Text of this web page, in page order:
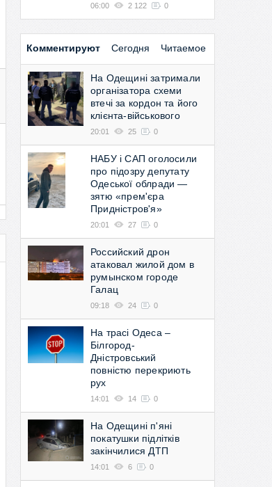
06:00 2 122 0
Комментируют Сегодня Читаемое
На Одещині затримали
організатора схеми
втечі за кордон та його
клієнта-військового
20:01 25 0
НАБУ і САП оголосили
про підозру депутату
Одеської облради —
зятю «прем'єра
Придністров'я»
20:01 27 0
Российский дрон
атаковал жилой дом в
румынском городе
Галац
09:18 24 0
На трасі Одеса –
Білгород-
Дністровський
повністю перекриють
рух
14:01 14 0
На Одещині п'яні
покатушки підлітків
закінчилися ДТП
14:01 6 0